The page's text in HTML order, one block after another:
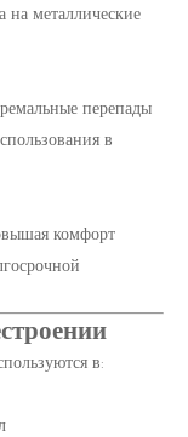
на металлические
перепады
в
комфорт
в: